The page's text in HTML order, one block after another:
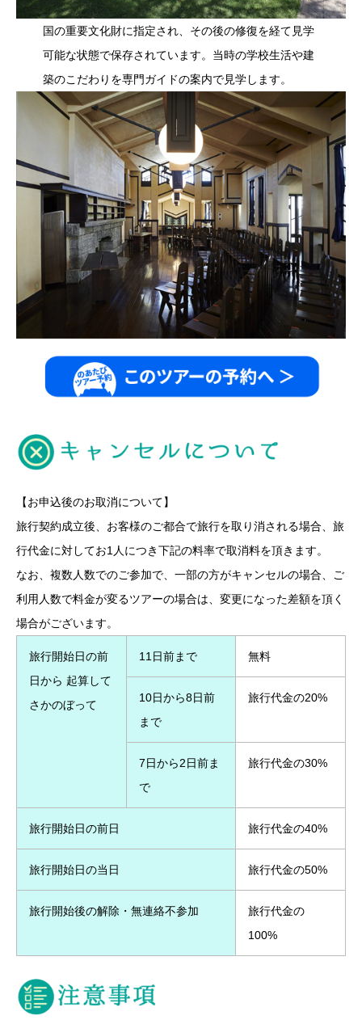
国の重要文化財に指定され、その後の修復を経て見学
可能な状態で保存されています。当時の学校生活や建
築のこだわりを専門ガイドの案内で見学します。
【お申込後のお取消について】
旅行契約成立後、お客様のご都合で旅行を取り消される場合、旅
行代金に対してお1人につき下記の料率で取消料を頂きます。
なお、複数人数でのご参加で、一部の方がキャンセルの場合、ご
利用人数で料金が変るツアーの場合は、変更になった差額を頂く
場合がございます。
旅行開始日の前
日から 起算して
さかのぼって
11日前まで 無料
10日から8日前
まで
旅行代金の20%
7日から2日前ま
で
旅行代金の30%
旅行開始日の前日 旅行代金の40%
旅行開始日の当日 旅行代金の50%
旅行開始後の解除・無連絡不参加
旅行代金の
100%